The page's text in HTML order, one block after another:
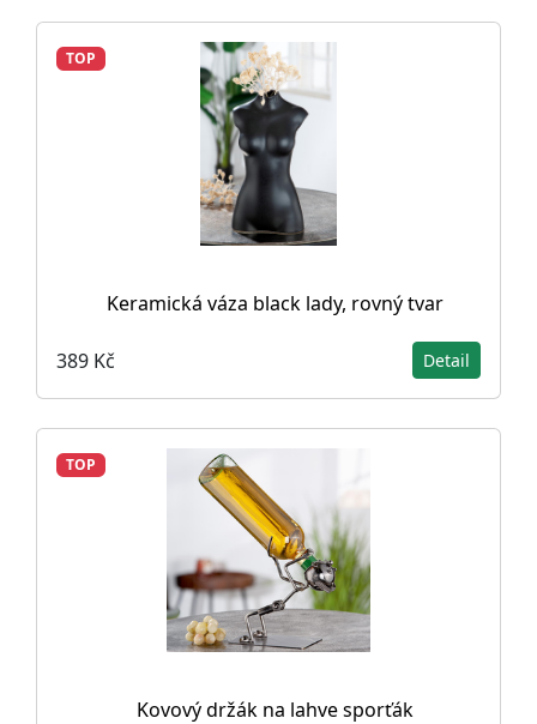
TOP
Keramická váza black lady, rovný tvar
389 Kč Detail
TOP
Kovový držák na lahve sporťák